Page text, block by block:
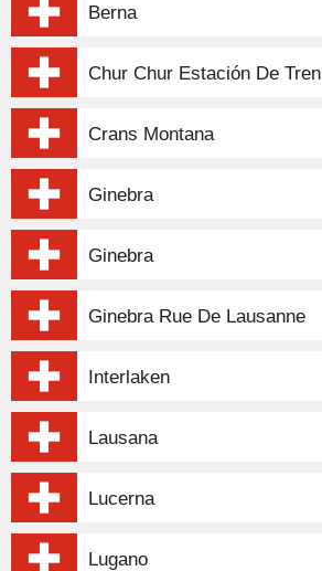
Berna
Chur Chur Estación De Tren
Crans Montana
Ginebra
Ginebra
Ginebra Rue De Lausanne
Interlaken
Lausana
Lucerna
Lugano